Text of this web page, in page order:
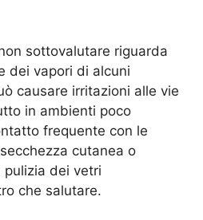
sottovalutare riguarda
dei vapori di alcuni
causare irritazioni alle vie
in ambienti poco
frequente con le
cutanea o
pulizia dei vetri
che salutare.